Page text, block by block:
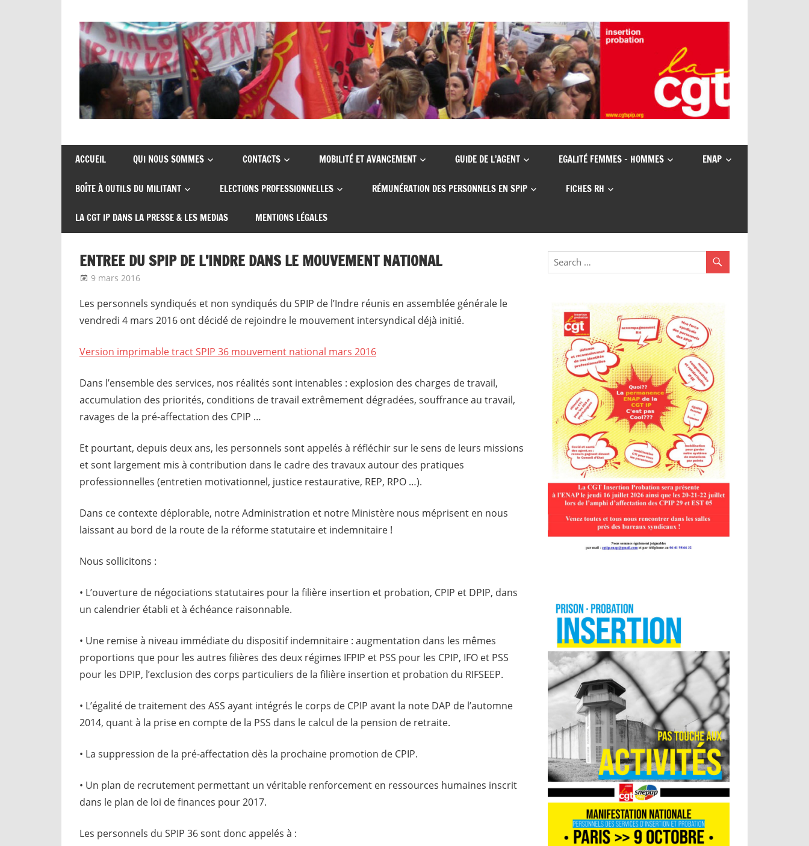
content
CGT
insertion
probation
de
syndicats
insertion
ACCUEIL QUI NOUS SOMMES CONTACTS MOBILITÉ ET AVANCEMENT GUIDE DE L’AGENT EGALITÉ FEMMES – HOMMES ENAP
BOÎTE À OUTILS DU MILITANT ELECTIONS PROFESSIONNELLES RÉMUNÉRATION DES PERSONNELS EN SPIP FICHES RH
LA CGT IP DANS LA PRESSE & LES MEDIAS MENTIONS LÉGALES
ENTREE DU SPIP DE L’INDRE DANS LE MOUVEMENT NATIONAL
9 mars 2016
Les personnels syndiqués et non syndiqués du SPIP de l’Indre réunis en assemblée générale le
vendredi 4 mars 2016 ont décidé de rejoindre le mouvement intersyndical déjà initié.
Version imprimable tract SPIP 36 mouvement national mars 2016
Dans l’ensemble des services, nos réalités sont intenables : explosion des charges de travail,
accumulation des priorités, conditions de travail extrêmement dégradées, souffrance au travail,
ravages de la pré-affectation des CPIP …
Et pourtant, depuis deux ans, les personnels sont appelés à réfléchir sur le sens de leurs missions
et sont largement mis à contribution dans le cadre des travaux autour des pratiques
professionnelles (entretien motivationnel, justice restaurative, REP, RPO …).
Dans ce contexte déplorable, notre Administration et notre Ministère nous méprisent en nous
laissant au bord de la route de la réforme statutaire et indemnitaire !
Nous sollicitons :
• L’ouverture de négociations statutaires pour la filière insertion et probation, CPIP et DPIP, dans
un calendrier établi et à échéance raisonnable.
• Une remise à niveau immédiate du dispositif indemnitaire : augmentation dans les mêmes
proportions que pour les autres filières des deux régimes IFPIP et PSS pour les CPIP, IFO et PSS
pour les DPIP, l’exclusion des corps particuliers de la filière insertion et probation du RIFSEEP.
• L’égalité de traitement des ASS ayant intégrés le corps de CPIP avant la note DAP de l’automne
2014, quant à la prise en compte de la PSS dans le calcul de la pension de retraite.
• La suppression de la pré-affectation dès la prochaine promotion de CPIP.
• Un plan de recrutement permettant un véritable renforcement en ressources humaines inscrit
dans le plan de loi de finances pour 2017.
Les personnels du SPIP 36 sont donc appelés à :